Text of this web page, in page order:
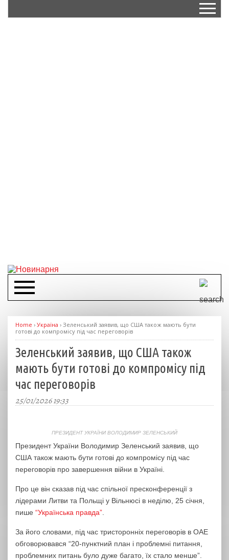
Home › Україна › Зеленський заявив, що США також мають бути
готові до компромісу під час переговорів
Зеленський заявив, що США також
мають бути готові до компромісу під
час переговорів
25/01/2026 19:33
ПРЕЗИДЕНТ УКРАЇНИ ВОЛОДИМИР ЗЕЛЕНСЬКИЙ
Президент України Володимир Зеленський заявив, що
США також мають бути готові до компромісу під час
переговорів про завершення війни в Україні.
Про це він сказав під час спільної пресконференції з
лідерами Литви та Польщі у Вільнюсі в неділю, 25 січня,
пише “Українська правда”
За його словами, під час тристоронніх переговорів в ОАЕ
обговорювався “20-пунктний план і проблемні питання,
проблемних питань було дуже багато, їх стало менше”.